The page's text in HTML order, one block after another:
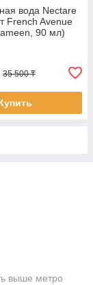
вода Nectare
French Avenue
90 мл)
35 500 ₸
выше метро